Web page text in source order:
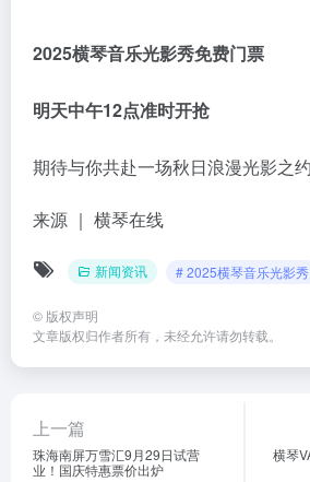
2025横琴音乐光影秀免费门票
明天中午12点准时开抢
期待与你共赴一场秋日浪漫光影之约
来源 ｜ 横琴在线
新闻资讯 # 2025横琴音乐光影秀
© 版权声明
文章版权归作者所有，未经允许请勿转载。
上一篇
珠海南屏万雪汇9月29日试营
业！国庆特惠票价出炉
横琴